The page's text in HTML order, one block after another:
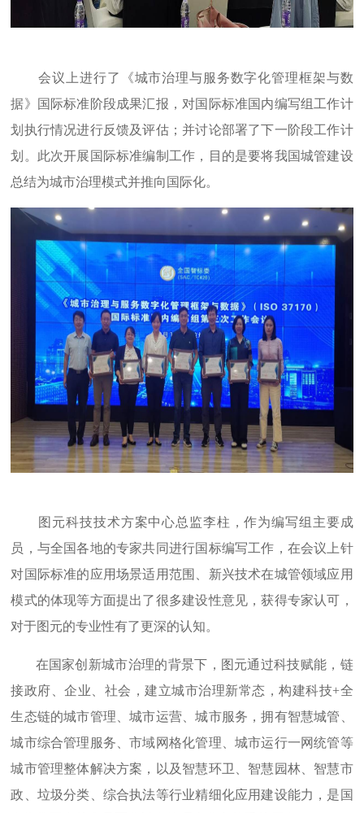
会议上进行了《城市治理与服务数字化管理框架与数
据》国际标准阶段成果汇报，对国际标准国内编写组工作计
划执行情况进行反馈及评估；并讨论部署了下一阶段工作计
划。此次开展国际标准编制工作，目的是要将我国城管建设
总结为城市治理模式并推向国际化。
图元科技技术方案中心总监李柱，作为编写组主要成
员，与全国各地的专家共同进行国标编写工作，在会议上针
对国际标准的应用场景适用范围、新兴技术在城管领域应用
模式的体现等方面提出了很多建设性意见，获得专家认可，
对于图元的专业性有了更深的认知。
在国家创新城市治理的背景下，图元通过科技赋能，链
接政府、企业、社会，建立城市治理新常态，构建科技+全
生态链的城市管理、城市运营、城市服务，拥有智慧城管、
城市综合管理服务、市域网格化管理、城市运行一网统管等
城市管理整体解决方案，以及智慧环卫、智慧园林、智慧市
政、垃圾分类、综合执法等行业精细化应用建设能力，是国